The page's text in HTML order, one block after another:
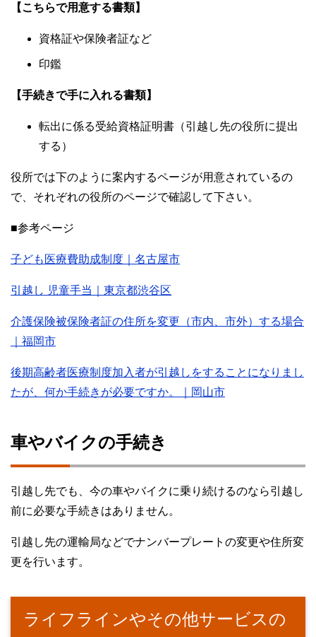
【こちらで用意する書類】
資格証や保険者証など
印鑑
【手続きで手に入れる書類】
転出に係る受給資格証明書（引越し先の役所に提出
する）
役所では下のように案内するページが用意されているの
で、それぞれの役所のページで確認して下さい。
■参考ページ
子ども医療費助成制度｜名古屋市
引越し 児童手当｜東京都渋谷区
介護保険被保険者証の住所を変更（市内、市外）する場合
｜福岡市
後期高齢者医療制度加入者が引越しをすることになりまし
たが、何か手続きが必要ですか。｜岡山市
車やバイクの手続き
引越し先でも、今の車やバイクに乗り続けるのなら引越し
前に必要な手続きはありません。
引越し先の運輸局などでナンバープレートの変更や住所変
更を行います。
ライフラインやその他サービスの